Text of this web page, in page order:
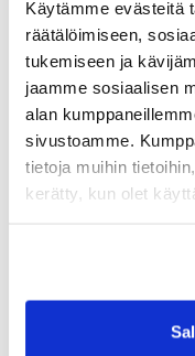
Käytämme evästeitä
räätälöimiseen,
tukemiseen ja
jaamme sosiaalisen
alan
sivustoamme.
tietoja muihin
kerätty, kun olet
Skicka paket till
Skicka paket till
Skicka paket till
Skicka paket till
Skicka paket till
Skicka paket till
Skicka paket till